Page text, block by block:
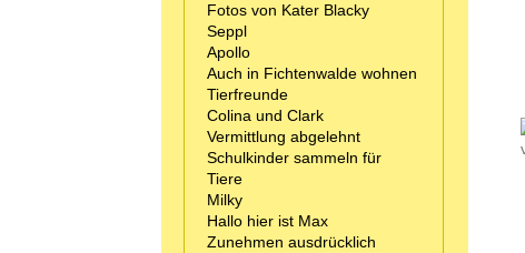
Fotos von Kater Blacky
Seppl
Apollo
Auch in Fichtenwalde wohnen
Tierfreunde
Colina und Clark
Vermittlung abgelehnt
Schulkinder sammeln für
Tiere
Milky
Hallo hier ist Max
Zunehmen ausdrücklich